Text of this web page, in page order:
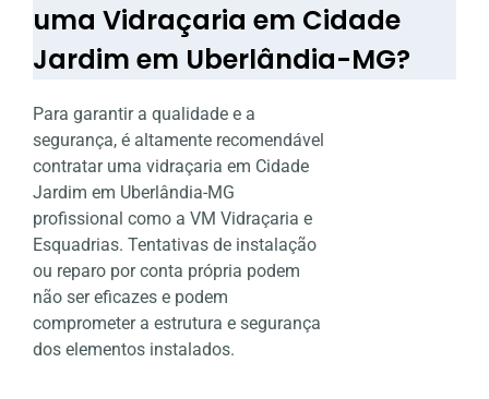
uma Vidraçaria em Cidade
Jardim em Uberlândia-MG?
Para garantir a qualidade e a
segurança, é altamente recomendável
contratar uma vidraçaria em Cidade
Jardim em Uberlândia-MG
profissional como a VM Vidraçaria e
Esquadrias. Tentativas de instalação
ou reparo por conta própria podem
não ser eficazes e podem
comprometer a estrutura e segurança
dos elementos instalados.